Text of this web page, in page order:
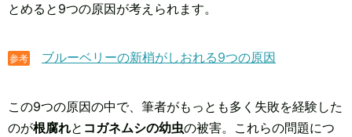
とめると9つの原因が考えられます。
参考 ブルーベリーの新梢がしおれる9つの原因
この9つの原因の中で、筆者がもっとも多く失敗を経験した
のが根腐れと コガネムシの幼虫の被害。これらの問題につ